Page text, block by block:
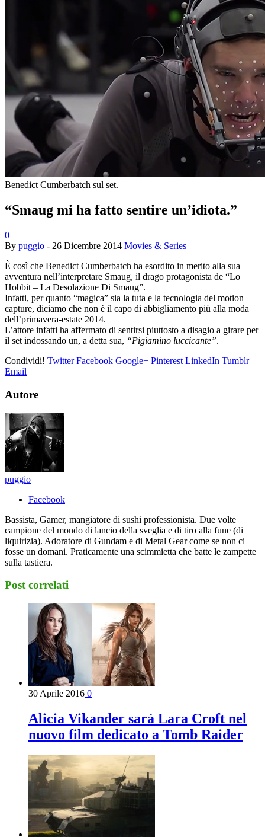
Benedict Cumberbatch sul set.
“Smaug mi ha fatto sentire un’idiota.”
0
By puggio - 26 Dicembre 2014 Movies & Series
È così che Benedict Cumberbatch ha esordito in merito alla sua
avventura nell’interpretare Smaug, il drago protagonista de “Lo
Hobbit – La Desolazione Di Smaug”.
Infatti, per quanto “magica” sia la tuta e la tecnologia del motion
capture, diciamo che non è il capo di abbigliamento più alla moda
dell’primavera-estate 2014.
L’attore infatti ha affermato di sentirsi piuttosto a disagio a girare per
il set indossando un, a detta sua, “Pigiamino luccicante”.
Condividi! Twitter Facebook Google+ Pinterest LinkedIn Tumblr
Email
Autore
puggio
Facebook
Bassista, Gamer, mangiatore di sushi professionista. Due volte
campione del mondo di lancio della sveglia e di tiro alla fune (di
liquirizia). Adoratore di Gundam e di Metal Gear come se non ci
fosse un domani. Praticamente una scimmietta che batte le zampette
sulla tastiera.
Post correlati
30 Aprile 2016 0
Alicia Vikander sarà Lara Croft nel
nuovo film dedicato a Tomb Raider